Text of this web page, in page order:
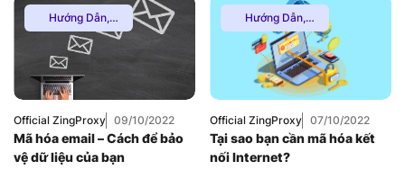
Hướng Dẫn,
Multiple VPN,Thuê
Proxy Nước Ngoài
Thuê Proxy US
Thuê Proxy Việt
Nam,
Uncategorized
Official ZingProxy 09/10/2022
Mã hóa email – Cách để bảo
vệ dữ liệu của bạn
Hướng Dẫn,
Multiple VPN,Thuê
Proxy Nước Ngoài,
Thuê Proxy US,
Thuê Proxy Việt
Nam,
Uncategorized
Official ZingProxy 07/10/2022
Tại sao bạn cần mã hóa kết
nối Internet?